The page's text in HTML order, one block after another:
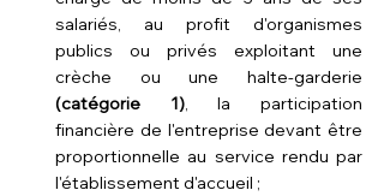
salariés, au profit d'organismes
publics ou privés exploitant une
(catégorie 1), la participation
financière de l'entreprise devant être
proportionnelle au service rendu par
l'établissement d'accueil ;